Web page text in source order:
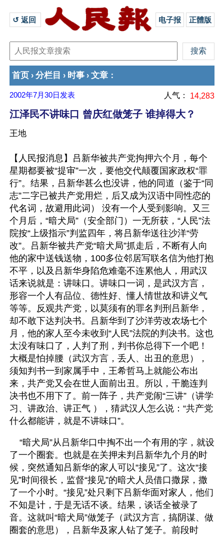
↺ 返回 电子报 正體版
首页 › 分栏目 › 时事 › 文章 ：
2002年7月30日 发表 人气： 14,283
江泽民不讲味口 曾庆红做笼子 谁掉得大？
王地
【人民报消息】吕新华被共产党拘押六个月，每个
星期都要被“提审”一次，要他交代颠覆国家政权“罪
行”。结果，吕新华甚么也没讲，他的同道（鉴于“同
志”二字已被共产党用烂，后又成为汉语中同性恋的
代名词，故避用此词） 没有一个人受到影响。又三
个月后，“暗犬局”（安全部门）一无所获，“人民”法
院按“上级指示”判监四年，将吕新华送往沙洋“劳
改”。吕新华被共产党“暗犬局”抓走后，不断有人向
他的家中送钱送物，100多位邻居写联名信为他打抱
不平，以及吕新华身陷危难毫不连累他人，用武汉
话来说就是：讲味口。讲味口一词，是武汉方言，
形容一个人有品位、德性好、懂人情世故和讲义气
等等。反观共产党，以莫须有的罪名判刑吕新华，
却不敢下达判决书。吕新华到了沙洋劳改农场七个
月，他的家人至今未收到“人民”法院的判决书。这也
太没有味口了，人判了刑，判书你总得下一个吧！
大概是怕掉腰（武汉方言，丢人、出丑的意思），
须知判书一到家属手中，王希哲马上就能公布出
来，共产党又会在世人面前出丑。所以，干脆连判
决书也不用下了。前一阵子，共产党闹“三讲”（讲学
习、讲政治、讲正气 ），猜武汉人怎么说：“共产党
什么都能讲，就是不讲味口”。
了一个圈套。也就是在关押未判吕新华九个月的时
候，突然通知吕新华的家人可以“接见”了。这次“接
见”时间很长，监督“接见”的暗犬人员借口撒尿，撒
了一个小时。“接见”处只剩下吕新华面对家人，他们
不知是计，于是无话不谈。结果，谈话全被录了
音。这就叫“暗犬局”做笼子（武汉方言，搞阴谋、做
圈套的意思），吕新华及家人钻了笼子。前段时